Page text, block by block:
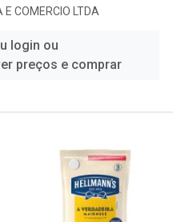
E COMERCIO LTDA
login ou
preços e comprar